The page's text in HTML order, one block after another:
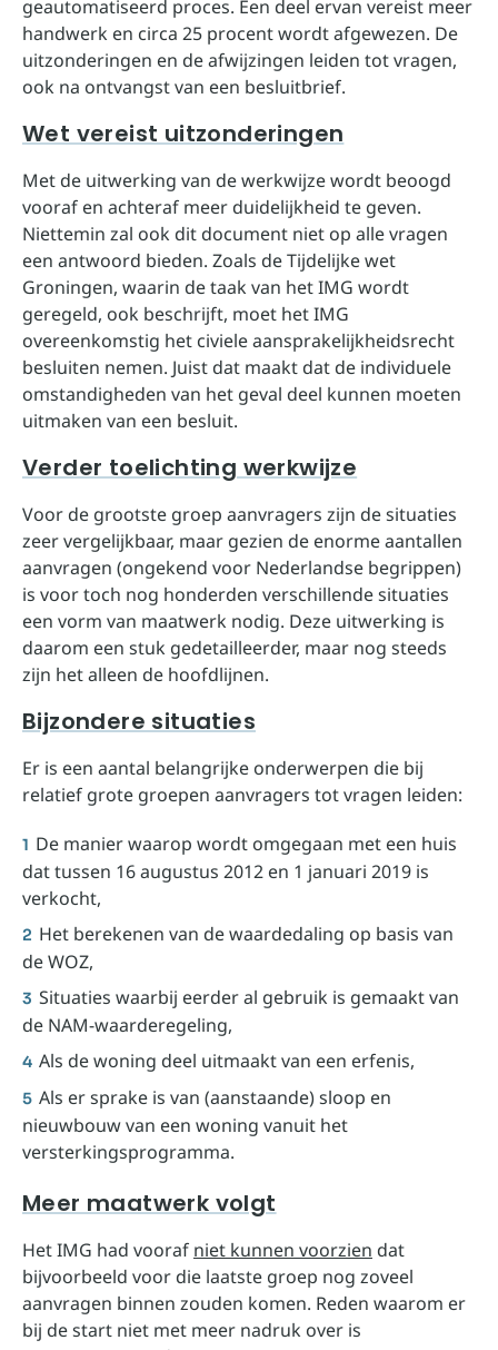
geautomatiseerd proces. Een deel ervan vereist meer
handwerk en circa 25 procent wordt afgewezen. De
uitzonderingen en de afwijzingen leiden tot vragen,
ook na ontvangst van een besluitbrief.
Wet vereist uitzonderingen
Met de uitwerking van de werkwijze wordt beoogd
vooraf en achteraf meer duidelijkheid te geven.
Niettemin zal ook dit document niet op alle vragen
een antwoord bieden. Zoals de Tijdelijke wet
Groningen, waarin de taak van het IMG wordt
geregeld, ook beschrijft, moet het IMG
overeenkomstig het civiele aansprakelijkheidsrecht
besluiten nemen. Juist dat maakt dat de individuele
omstandigheden van het geval deel kunnen moeten
uitmaken van een besluit.
Verder toelichting werkwijze
Voor de grootste groep aanvragers zijn de situaties
zeer vergelijkbaar, maar gezien de enorme aantallen
aanvragen (ongekend voor Nederlandse begrippen)
is voor toch nog honderden verschillende situaties
een vorm van maatwerk nodig. Deze uitwerking is
daarom een stuk gedetailleerder, maar nog steeds
zijn het alleen de hoofdlijnen.
Bijzondere situaties
Er is een aantal belangrijke onderwerpen die bij
relatief grote groepen aanvragers tot vragen leiden:
De manier waarop wordt omgegaan met een huis
dat tussen 16 augustus 2012 en 1 januari 2019 is
verkocht,
Het berekenen van de waardedaling op basis van
de WOZ,
Situaties waarbij eerder al gebruik is gemaakt van
de NAM-waarderegeling,
Als de woning deel uitmaakt van een erfenis,
Als er sprake is van (aanstaande) sloop en
nieuwbouw van een woning vanuit het
versterkingsprogramma.
Meer maatwerk volgt
Het IMG had vooraf niet kunnen voorzien dat
bijvoorbeeld voor die laatste groep nog zoveel
aanvragen binnen zouden komen. Reden waarom er
bij de start niet met meer nadruk over is